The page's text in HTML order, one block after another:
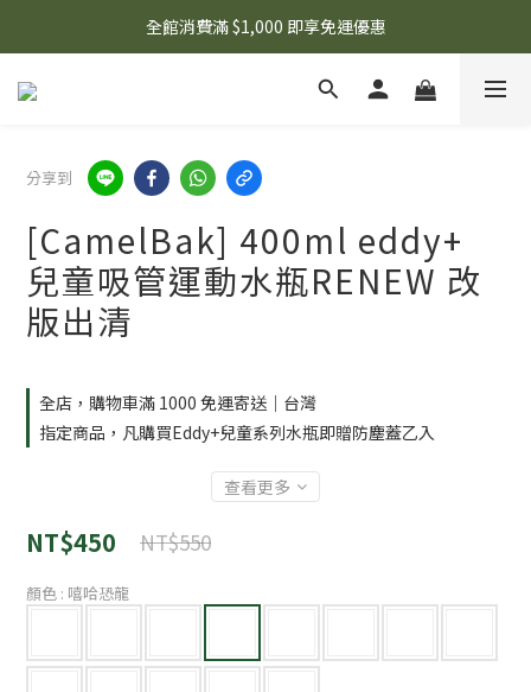
🌟 想知道現在有什麼優惠嗎？ 點擊查看最新優惠！
全館消費滿 $1,000 即享免運優惠
🌟 想知道現在有什麼優惠嗎？ 點擊查看最新優惠！
分享到
[CamelBak] 400ml eddy+
兒童吸管運動水瓶RENEW 改
版出清
全店，購物車滿 1000 免運寄送｜台灣
指定商品，凡購買Eddy+兒童系列水瓶即贈防塵蓋乙入
查看更多
NT$450 NT$550
顏色 : 嘻哈恐龍